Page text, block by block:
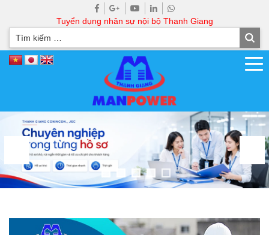
Tuyển dụng nhân sự nội bộ Thanh Giang